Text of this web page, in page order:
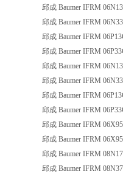
邱成 Baumer IFRM
邱成 Baumer IFRM
邱成 Baumer IFRM
邱成 Baumer IFRM
邱成 Baumer IFRM
邱成 Baumer IFRM
邱成 Baumer IFRM
邱成 Baumer IFRM
邱成 Baumer IFRM
邱成 Baumer IFRM
邱成 Baumer IFRM
邱成 Baumer IFRM